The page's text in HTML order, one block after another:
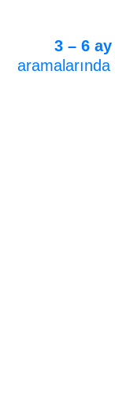
3 – 6 ay
aramalarında